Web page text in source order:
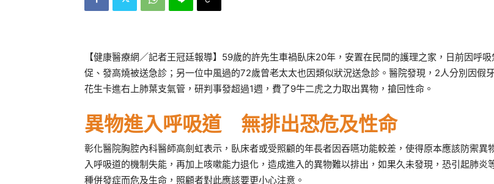
【健康醫療網／記者王冠廷報導】59歲的許先生車禍臥床20年，安置在民間的護理之家，日前因呼吸
促、發高燒被送急診；另一位中風過的72歲曾老太太也因類似狀況送急診。醫院發現，2人分別因假
花生卡進右上肺葉支氣管，研判事發超過1週，費了9牛二虎之力取出異物，搶回性命。
異物進入呼吸道 無排出恐危及性命
彰化醫院胸腔內科醫師高劍虹表示，臥床者或受照顧的年長者因吞嚥功能較差，使得原本應該防禦異
入呼吸道的機制失能，再加上咳嗽能力退化，造成進入的異物難以排出，如果久未發現，恐引起肺炎
種併發症而危及生命，照顧者對此應該要更小心注意。